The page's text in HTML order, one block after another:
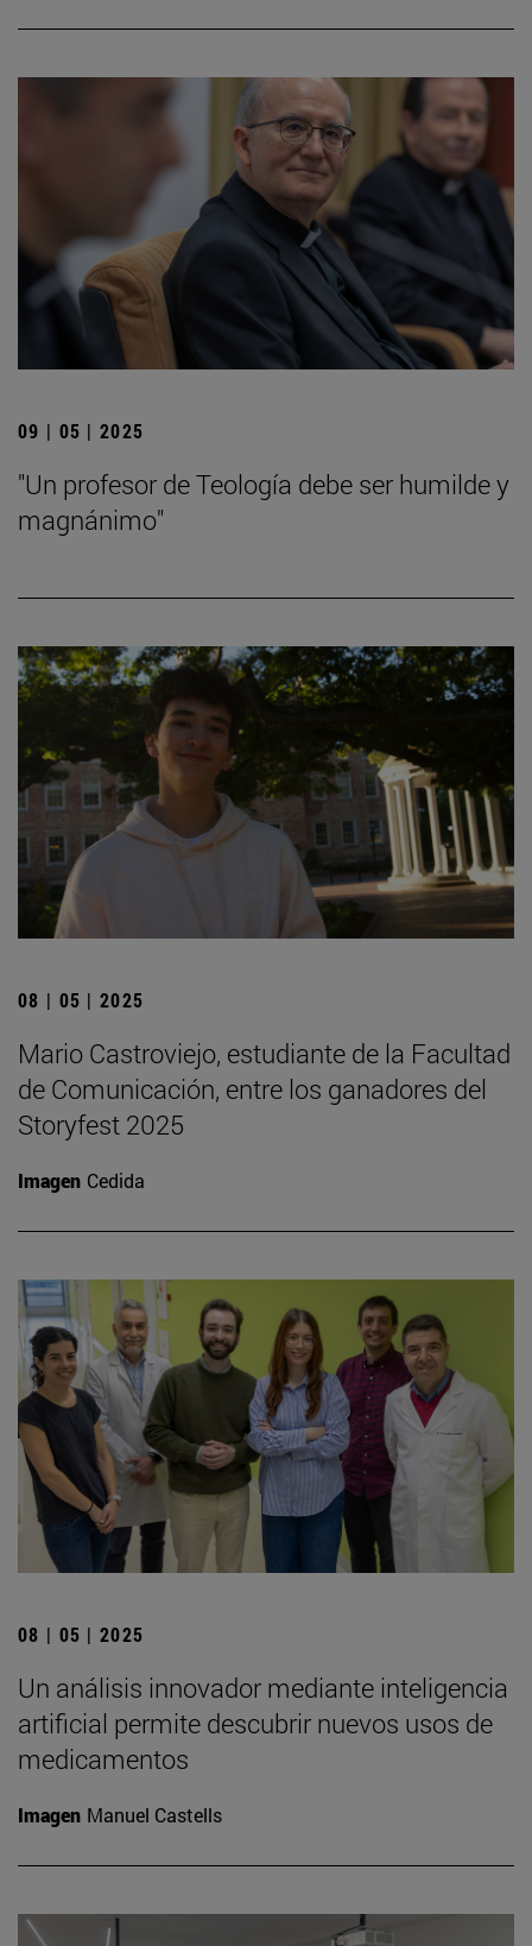
09 | 05 | 2025
"Un profesor de Teología debe ser humilde y
magnánimo"
08 | 05 | 2025
Mario Castroviejo, estudiante de la Facultad
de Comunicación, entre los ganadores del
Storyfest 2025
Imagen Cedida
08 | 05 | 2025
Un análisis innovador mediante inteligencia
artificial permite descubrir nuevos usos de
medicamentos
Imagen Manuel Castells